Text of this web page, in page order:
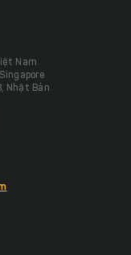
Nam
Nhật Bản